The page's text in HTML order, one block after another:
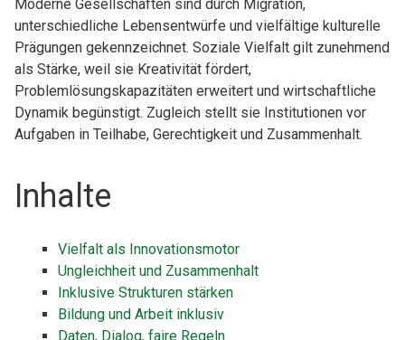
Moderne Gesellschaften sind durch Migration,
unterschiedliche Lebensentwürfe und vielfältige kulturelle
Prägungen gekennzeichnet. Soziale Vielfalt gilt zunehmend
als Stärke, weil sie Kreativität fördert,
Problemlösungskapazitäten erweitert und wirtschaftliche
Dynamik begünstigt. Zugleich stellt sie Institutionen vor
Aufgaben in Teilhabe, Gerechtigkeit und Zusammenhalt.
Inhalte
Vielfalt als Innovationsmotor
Ungleichheit und Zusammenhalt
Inklusive Strukturen stärken
Bildung und Arbeit inklusiv
Daten, Dialog, faire Regeln